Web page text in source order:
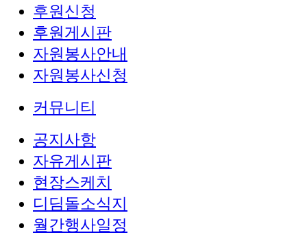
후원신청
후원게시판
자원봉사안내
자원봉사신청
커뮤니티
공지사항
자유게시판
현장스케치
디딤돌소식지
월간행사일정